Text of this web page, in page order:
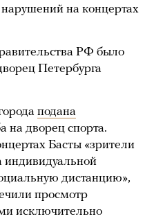
на концертах
РФ было
Петербурга
подана
на дворец спорта.
Басты «зрители
индивидуальной
дистанцию»,
просмотр
исключительно